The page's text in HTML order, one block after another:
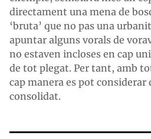
directament una mena de
‘bruta’ que no pas una
apuntar alguns vorals de
no estaven incloses en cap
de tot plegat. Per tant, amb
cap manera es pot considerar
consolidat.